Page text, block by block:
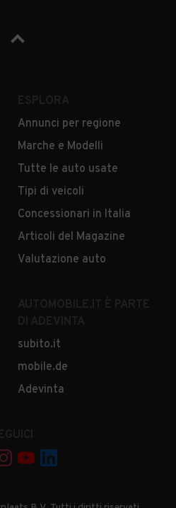
Annunci per regione
Marche e Modelli
Tutte le auto usate
Tipi di veicoli
Concessionari in Italia
Articoli del Magazine
Valutazione auto
subito.it
mobile.de
Adevinta